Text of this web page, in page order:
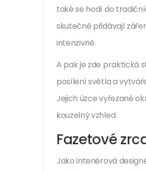
také se hodí do
skutečně přidávají
intenzivně.
A pak je zde praktická
posílení světla a
Jejich úzce vyřezané
kouzelný vzhled.
Fazetové
Jako interiérová